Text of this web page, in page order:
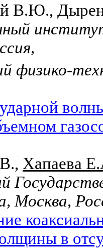
В.Ю.,
физико-
Хапаева
Москва,
в